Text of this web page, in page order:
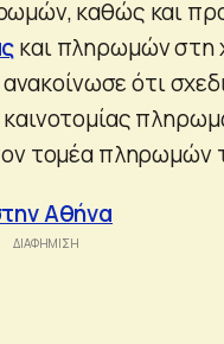
καθώς και
και πληρωμών στη
ότι
καινοτομίας
τομέα πληρωμών
Αθήνα